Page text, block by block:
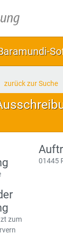
zurück zur Suche
zum
01445